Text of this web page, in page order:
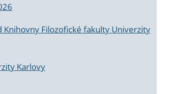
Knihovny Filozofické fakulty Univerzity
Karlovy